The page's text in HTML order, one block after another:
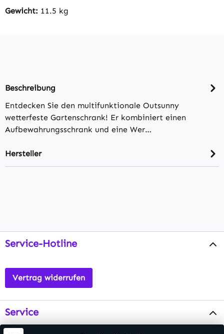
Gewicht: 11.5 kg
Beschreibung
Entdecken Sie den multifunktionale Outsunny
wetterfeste Gartenschrank! Er kombiniert einen
Aufbewahrungsschrank und eine Wer…
Hersteller
Service-Hotline
Vertrag widerrufen
Service